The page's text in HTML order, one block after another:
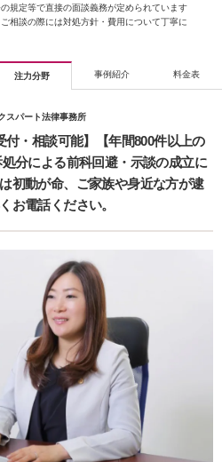
規定等で直接の面談義務が定められています
相談の際には対処方針・費用について丁寧に
注力分野 事例紹介 料金表
スパート法律事務所
付・相談可能】【年間800件以上の
分による前科回避・示談の成立に
初動が命、ご家族や身近な方が逮
お電話ください。